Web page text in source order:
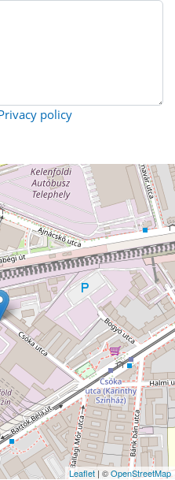
policy
Leaflet | ©OpenStreetMap